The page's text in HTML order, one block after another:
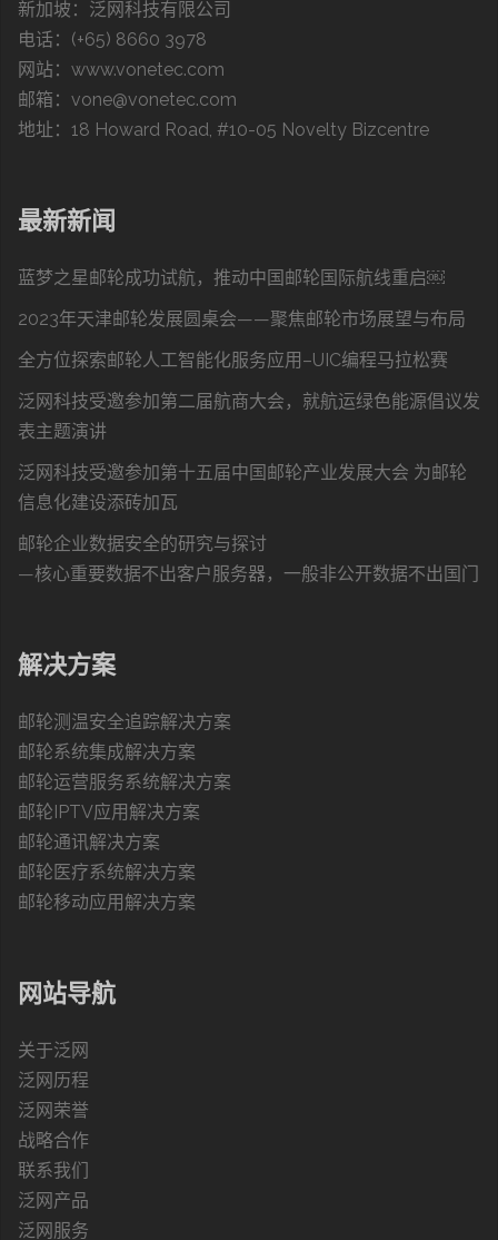
新加坡：泛网科技有限公司
电话：(+65) 8660 3978
网站： www.vonetec.com
邮箱：vone@vonetec.com
地址：18 Howard Road, #10-05 Novelty Bizcentre
最新新闻
蓝梦之星邮轮成功试航，推动中国邮轮国际航线重启￼
2023年天津邮轮发展圆桌会——聚焦邮轮市场展望与布局
全方位探索邮轮人工智能化服务应用–UIC编程马拉松赛
泛网科技受邀参加第二届航商大会，就航运绿色能源倡议发
表主题演讲
泛网科技受邀参加第十五届中国邮轮产业发展大会 为邮轮
信息化建设添砖加瓦
邮轮企业数据安全的研究与探讨
—核心重要数据不出客户服务器，一般非公开数据不出国门
解决方案
邮轮测温安全追踪解决方案
邮轮系统集成解决方案
邮轮运营服务系统解决方案
邮轮IPTV应用解决方案
邮轮通讯解决方案
邮轮医疗系统解决方案
邮轮移动应用解决方案
网站导航
关于泛网
泛网历程
泛网荣誉
战略合作
联系我们
泛网产品
泛网服务